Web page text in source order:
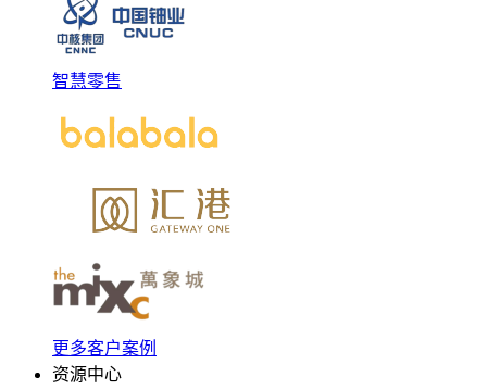
智慧零售
更多客户案例
资源中心